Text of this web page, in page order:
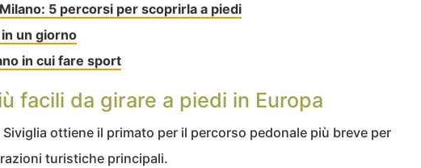
5 percorsi per scoprirla a piedi
un giorno
in cui fare sport
facili da girare a piedi in Europa
ottiene il primato per il percorso pedonale più breve per
turistiche principali.